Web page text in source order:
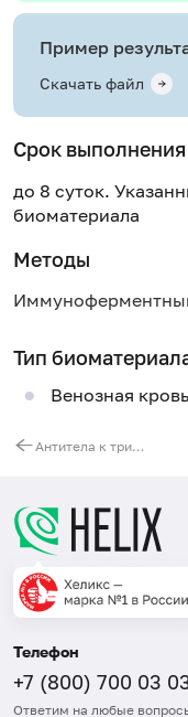
Пример
Скачать файл
Срок выполнения
до 8 суток.
биоматериала
Методы
Тип
Венозная кровь
Антитела к трихинелле (Trichinella, IgG)
Телефон
+7 (800) 700 03
Ответим на любые